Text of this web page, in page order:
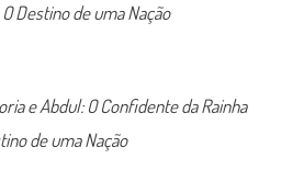
O Destino de uma Nação
e Abdul: O Confidente da Rainha
de uma Nação